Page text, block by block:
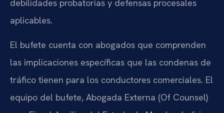
debilidades probatorias y defensas procesales
aplicables.
El bufete cuenta con abogados que comprenden
las implicaciones específicas que las condenas de
tráfico tienen para los conductores comerciales. El
equipo del bufete, Abogada Externa (Of Counsel)